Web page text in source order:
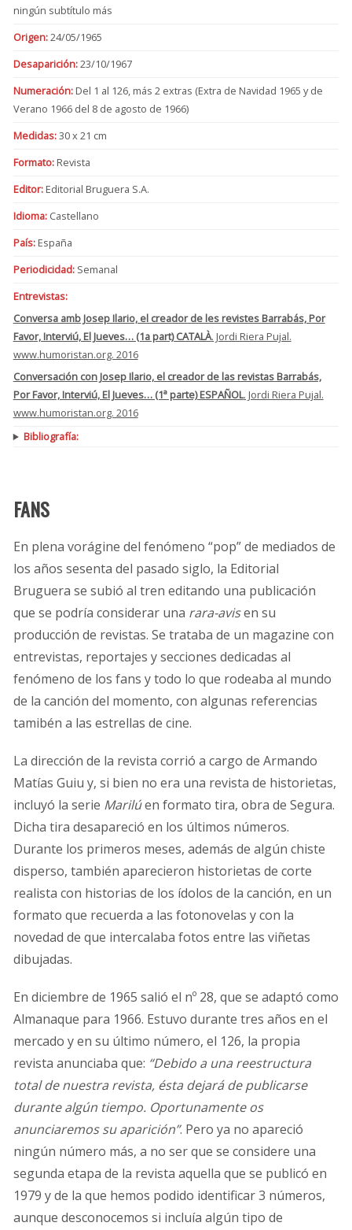
ningún subtítulo más
Origen:24/05/1965
Desaparición:23/10/1967
Numeración:Del 1 al 126, más 2 extras (Extra de Navidad 1965 y de
Verano 1966 del 8 de agosto de 1966)
Medidas:30 x 21 cm
Formato:Revista
Editor:Editorial Bruguera S.A.
Idioma:Castellano
País:España
Periodicidad:Semanal
Entrevistas:
Conversa amb Josep Ilario, el creador de les revistes Barrabás, Por
Favor, Interviú, El Jueves… (1a part) CATALÀ. Jordi Riera Pujal.
www.humoristan.org. 2016
Conversación con Josep Ilario, el creador de las revistas Barrabás,
Por Favor, Interviú, El Jueves… (1ª parte) ESPAÑOL. Jordi Riera Pujal.
www.humoristan.org. 2016
Bibliografía:
FANS
En plena vorágine del fenómeno “pop” de mediados de
los años sesenta del pasado siglo, la Editorial
Bruguera se subió al tren editando una publicación
que se podría considerar una rara-avisen su
producción de revistas. Se trataba de un magazine con
entrevistas, reportajes y secciones dedicadas al
fenómeno de los fans y todo lo que rodeaba al mundo
de la canción del momento, con algunas referencias
tamibén a las estrellas de cine.
La dirección de la revista corrió a cargo de Armando
Matías Guiu y, si bien no era una revista de historietas,
incluyó la serie Marilúen formato tira, obra de Segura.
Dicha tira desapareció en los últimos números.
Durante los primeros meses, además de algún chiste
disperso, también aparecieron historietas de corte
realista con historias de los ídolos de la canción, en un
formato que recuerda a las fotonovelas y con la
novedad de que intercalaba fotos entre las viñetas
dibujadas.
En diciembre de 1965 salió el nº 28, que se adaptó como
Almanaque para 1966. Estuvo durante tres años en el
mercado y en su último número, el 126, la propia
revista anunciaba que: “Debido a una reestructura
total de nuestra revista, ésta dejará de publicarse
durante algún tiempo. Oportunamente os
anunciaremos su aparición”. Pero ya no apareció
ningún número más, a no ser que se considere una
segunda etapa de la revista aquella que se publicó en
1979 y de la que hemos podido identificar 3 números,
aunque desconocemos si incluía algún tipo de